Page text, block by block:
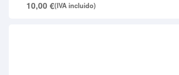
10,00 €(IVA incluido)